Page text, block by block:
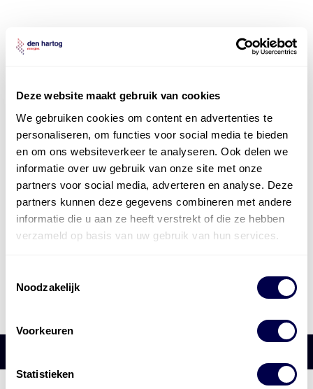
Deze website maakt gebruik van cookies
We gebruiken cookies om content en advertenties te
personaliseren, om functies voor social media te bieden
en om ons websiteverkeer te analyseren. Ook delen we
informatie over uw gebruik van onze site met onze
partners voor social media, adverteren en analyse. Deze
partners kunnen deze gegevens combineren met andere
informatie die u aan ze heeft verstrekt of die ze hebben
verzameld op basis van uw gebruik van hun services.
Noodzakelijk
Voorkeuren
Statistieken